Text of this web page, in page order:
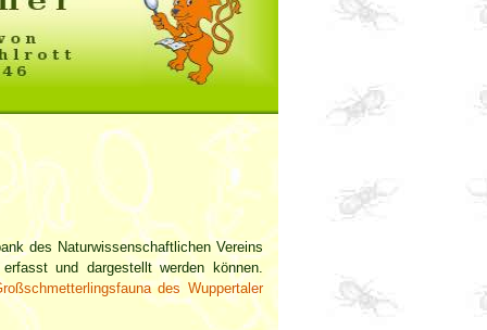
des Naturwissenschaftlichen Vereins
und dargestellt werden können.
des Wuppertaler